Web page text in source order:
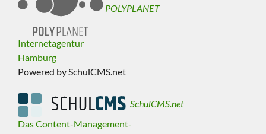
POLYPLANET
Internetagentur
Hamburg
Powered by SchulCMS.net
SchulCMS.net
Das Content-Management-